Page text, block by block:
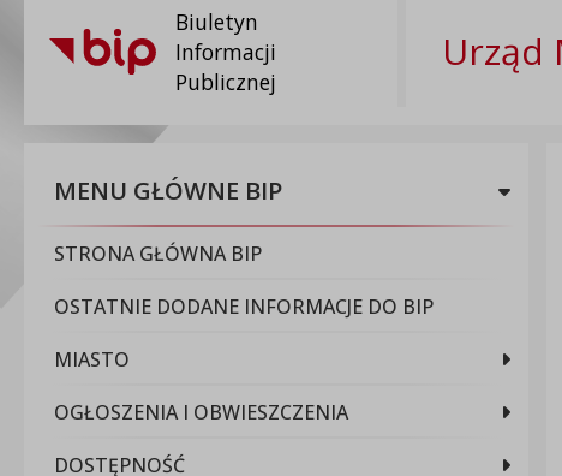
Biuletyn
Informacji
Publicznej
Urząd
MENU GŁÓWNE BIP
STRONA GŁÓWNA BIP
OSTATNIE DODANE INFORMACJE DO BIP
MIASTO
OGŁOSZENIA I OBWIESZCZENIA
DOSTĘPNOŚĆ